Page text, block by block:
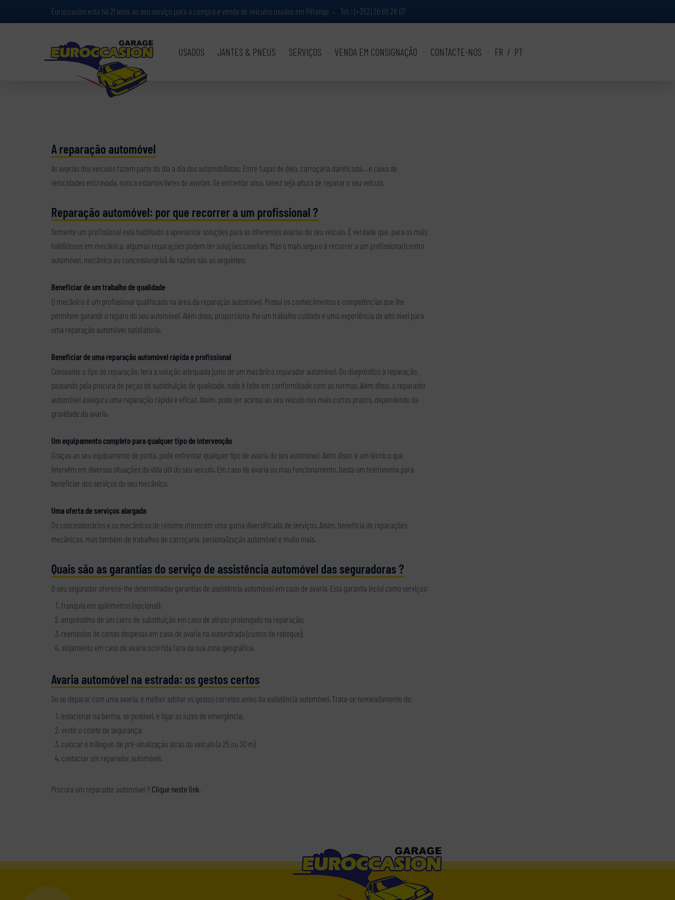
Euroccasion está há 21 anos ao seu serviço para a compra e venda de veículos usados em Pétange • Tel. : (+352) 26 65 26 07
USADOS JANTES & PNEUS SERVIÇOS VENDA EM CONSIGNAÇÃO CONTACTE-NOS FR / PT
A reparação automóvel
As avarias dos veículos fazem parte do dia a dia dos automobilistas. Entre fugas de óleo, carroçaria danificada… e caixa de
velocidades encravada, nunca estamos livres de avarias. Se enfrentar uma, talvez seja altura de reparar o seu veículo.
Reparação automóvel: por que recorrer a um profissional ?
Somente um profissional está habilitado a apresentar soluções para as diferentes avarias do seu veículo. É verdade que, para os mais
habilidosos em mecânica, algumas reparações podem ter soluções caseiras. Mas o mais seguro é recorrer a um profissional (centro
automóvel, mecânico ou concessionário). As razões são as seguintes:
Beneficiar de um trabalho de qualidade
O mecânico é um profissional qualificado na área da reparação automóvel. Possui os conhecimentos e competências que lhe
permitem garantir o reparo do seu automóvel. Além disso, proporciona-lhe um trabalho cuidado e uma experiência de alto nível para
uma reparação automóvel satisfatória.
Beneficiar de uma reparação automóvel rápida e profissional
Consoante o tipo de reparação, terá a solução adequada junto de um mecânico reparador automóvel. Do diagnóstico à reparação,
passando pela procura de peças de substituição de qualidade, tudo é feito em conformidade com as normas. Além disso, o reparador
automóvel assegura uma reparação rápida e eficaz. Assim, pode ter acesso ao seu veículo nos mais curtos prazos, dependendo da
gravidade da avaria.
Um equipamento completo para qualquer tipo de intervenção
Graças ao seu equipamento de ponta, pode enfrentar qualquer tipo de avaria do seu automóvel. Além disso, é um técnico que
intervém em diversas situações da vida útil do seu veículo. Em caso de avaria ou mau funcionamento, basta um telefonema para
beneficiar dos serviços do seu mecânico.
Uma oferta de serviços alargada
Os concessionários e os mecânicos de renome oferecem uma gama diversificada de serviços. Assim, beneficia de reparações
mecânicas, mas também de trabalhos de carroçaria, personalização automóvel e muito mais.
Quais são as garantias do serviço de assistência automóvel das seguradoras ?
O seu segurador oferece-lhe determinadas garantias de assistência automóvel em caso de avaria. Esta garantia inclui como serviços:
franquia em quilómetros (opcional);
empréstimo de um carro de substituição em caso de atraso prolongado na reparação;
reembolso de certas despesas em caso de avaria na autoestrada (custos de reboque);
alojamento em caso de avaria ocorrida fora da sua zona geográfica.
Avaria automóvel na estrada: os gestos certos
Se se deparar com uma avaria, é melhor adotar os gestos corretos antes da assistência automóvel. Trata-se nomeadamente de:
estacionar na berma, se possível, e ligar as luzes de emergência;
vestir o colete de segurança;
colocar o triângulo de pré-sinalização atrás do veículo (a 25 ou 30 m);
contactar um reparador automóvel.
Procura um reparador automóvel ? Clique neste link.